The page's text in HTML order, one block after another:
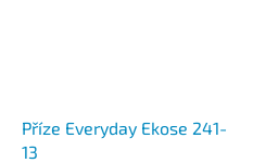
Příze Everyday Ekose 241-
13